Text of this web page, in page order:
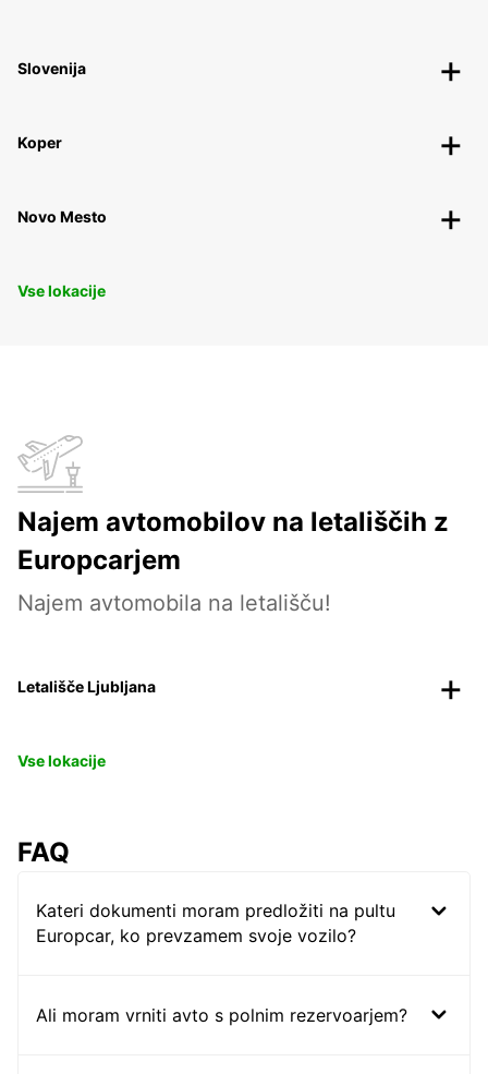
Slovenija
Koper
Novo Mesto
Vse lokacije
Najem avtomobilov na letališčih z
Europcarjem
Najem avtomobila na letališču!
Letališče Ljubljana
Vse lokacije
FAQ
Kateri dokumenti moram predložiti na pultu
Europcar, ko prevzamem svoje vozilo?
Ali moram vrniti avto s polnim rezervoarjem?